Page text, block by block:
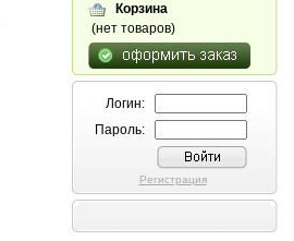
Корзина
(нет товаров)
Логин:
Пароль:
Регистрация